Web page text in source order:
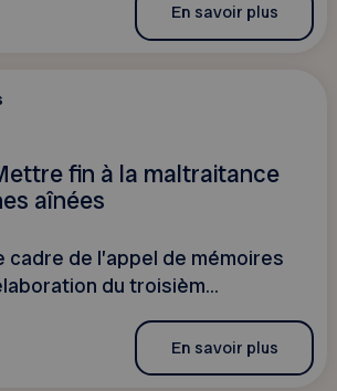
En savoir plus
fin à la maltraitance
aînées
cadre de l’appel de mémoires
du troisièm...
En savoir plus